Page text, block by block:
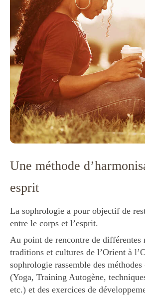
Une méthode
esprit
La sophrologie a pour objectif de
entre le corps et l’esprit.
Au point de rencontre de différentes
traditions et cultures de l’Orient à
sophrologie rassemble des
(Yoga, Training Autogène,
etc.) et des exercices de